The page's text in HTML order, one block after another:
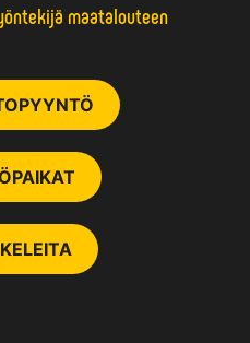
maatalouteen